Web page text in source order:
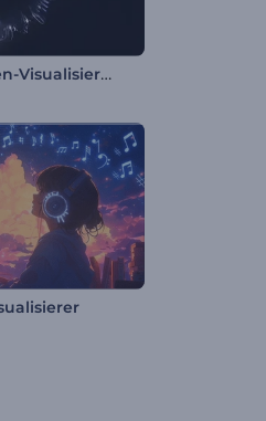
Abstrakter Sphären-Visualisierer